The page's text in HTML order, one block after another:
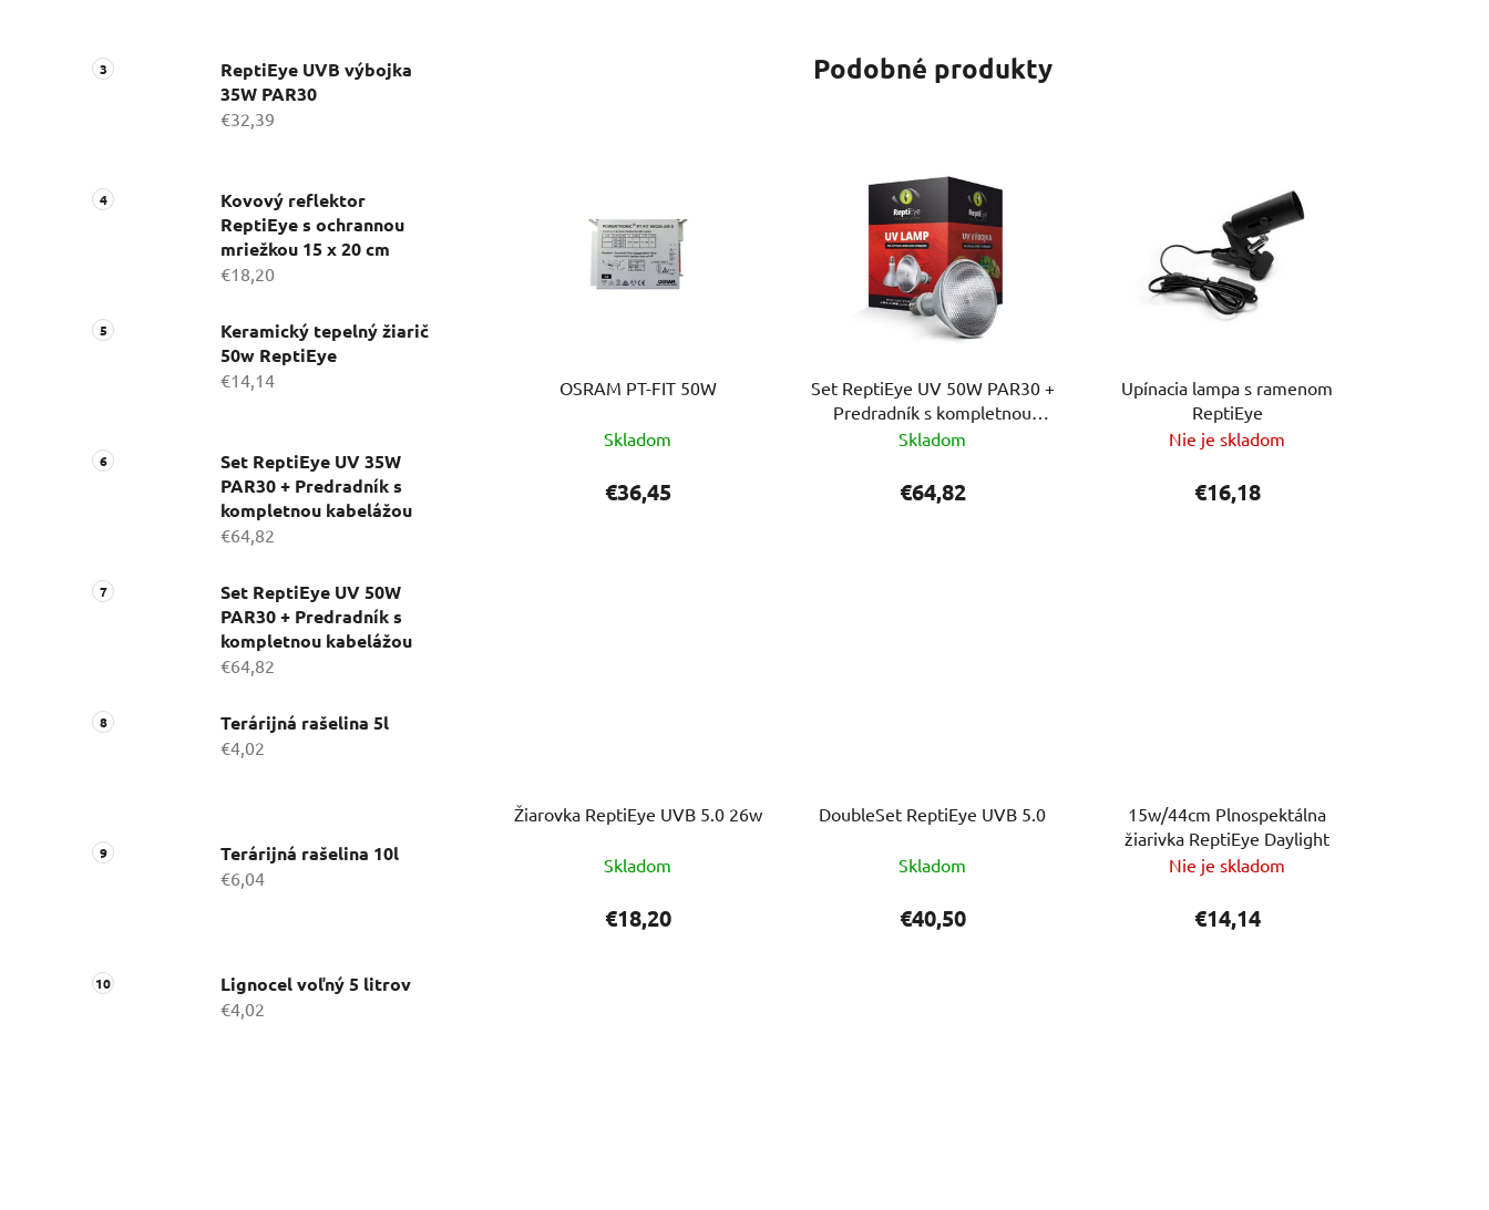
ReptiEye UVB výbojka
35W PAR30
€32,39
Kovový reflektor
ReptiEye s ochrannou
mriežkou 15 x 20 cm
€18,20
Keramický tepelný žiarič
50w ReptiEye
€14,14
Set ReptiEye UV 35W
PAR30 + Predradník s
kompletnou kabelážou
€64,82
Set ReptiEye UV 50W
PAR30 + Predradník s
kompletnou kabelážou
€64,82
Terárijná rašelina 5l
€4,02
Terárijná rašelina 10l
€6,04
Lignocel voľný 5 litrov
€4,02
Podobné produkty
OSRAM PT-FIT 50W
Skladom
€36,45
Set ReptiEye UV 50W PAR30 +
Predradník s kompletnou
kabelážou
Skladom
€64,82
Upínacia lampa s ramenom
ReptiEye
Nie je skladom
€16,18
Žiarovka ReptiEye UVB 5.0 26w
Skladom
€18,20
DoubleSet ReptiEye UVB 5.0
Skladom
€40,50
15w/44cm Plnospektálna
žiarivka ReptiEye Daylight
Nie je skladom
€14,14